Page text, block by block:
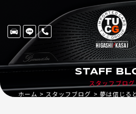
スタッフブログ
STAFF
ホーム スタッフブログ